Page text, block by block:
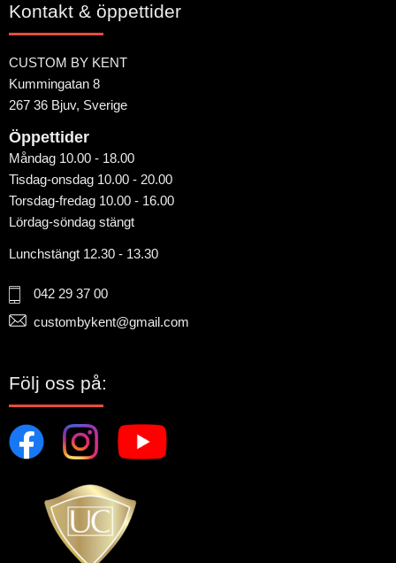
Kontakt & öppettider
CUSTOM BY KENT
Kummingatan 8
267 36 Bjuv, Sverige
Öppettider
Måndag 10.00 - 18.00
Tisdag-onsdag 10.00 - 20.00
Torsdag-fredag 10.00 - 16.00
Lördag-söndag stängt
Lunchstängt 12.30 - 13.30
042 29 37 00
custombykent@gmail.com
Följ oss på: